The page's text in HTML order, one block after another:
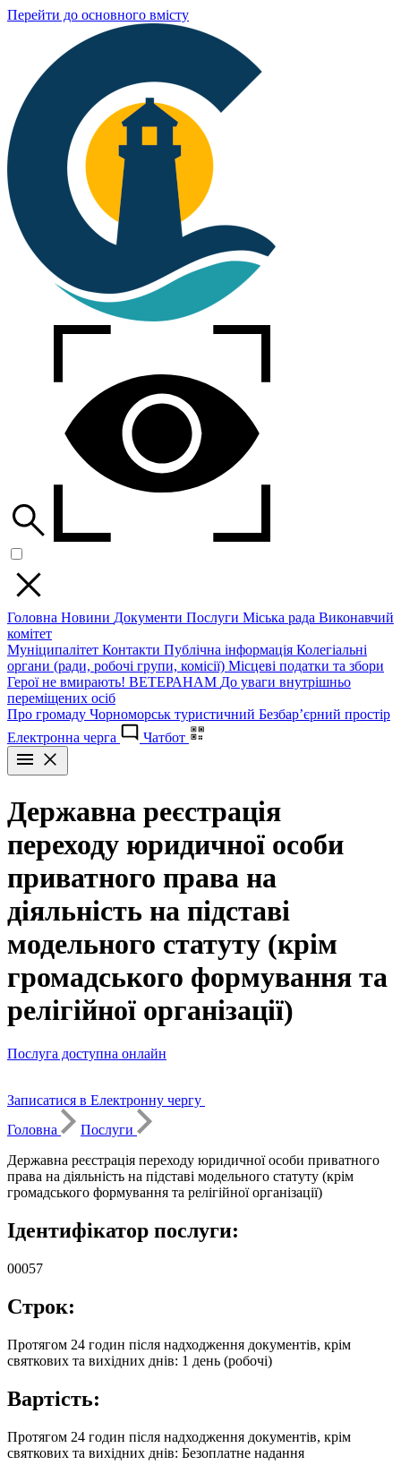
Перейти до основного вмісту
Головна Новини Документи Послуги Міська рада Виконавчий
комітет
Муніципалітет Контакти Публічна інформація Колегіальні
органи (ради, робочі групи, комісії) Місцеві податки та збори
Герої не вмирають! ВЕТЕРАНАМ До уваги внутрішньо
переміщених осіб
Про громаду Чорноморськ туристичний Безбар’єрний простір
Електронна черга
Чатбот
Державна реєстрація
переходу юридичної особи
приватного права на
діяльність на підставі
модельного статуту (крім
громадського формування та
релігійної організації)
Послуга доступна онлайн
Записатися в Електронну чергу
Головна
Послуги
Державна реєстрація переходу юридичної особи приватного
права на діяльність на підставі модельного статуту (крім
громадського формування та релігійної організації)
Ідентифікатор послуги:
00057
Строк:
Протягом 24 годин після надходження документів, крім
святкових та вихідних днів: 1 день (робочі)
Вартість:
Протягом 24 годин після надходження документів, крім
святкових та вихідних днів: Безоплатне надання